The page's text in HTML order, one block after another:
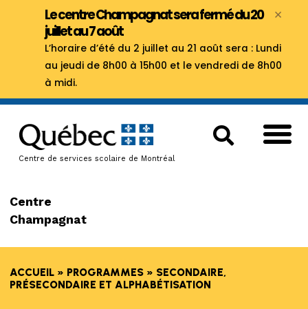
Le centre Champagnat sera fermé du 20
juillet au 7 août
L’horaire d’été du 2 juillet au 21 août sera : Lundi
au jeudi de 8h00 à 15h00 et le vendredi de 8h00
à midi.
×
Centre de services scolaire de Montréal
Centre
Champagnat
ACCUEIL» PROGRAMMES» SECONDAIRE,
PRÉSECONDAIRE ET ALPHABÉTISATION